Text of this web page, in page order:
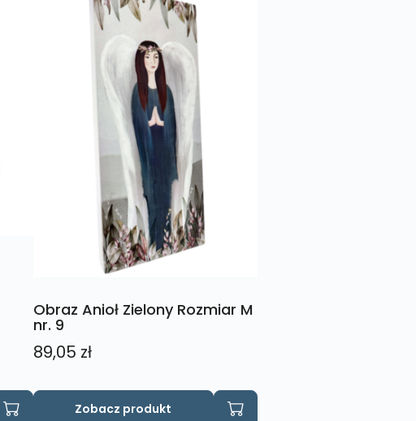
Obraz Anioł Zielony Rozmiar M
nr. 9
89,05 zł
Zobacz produkt